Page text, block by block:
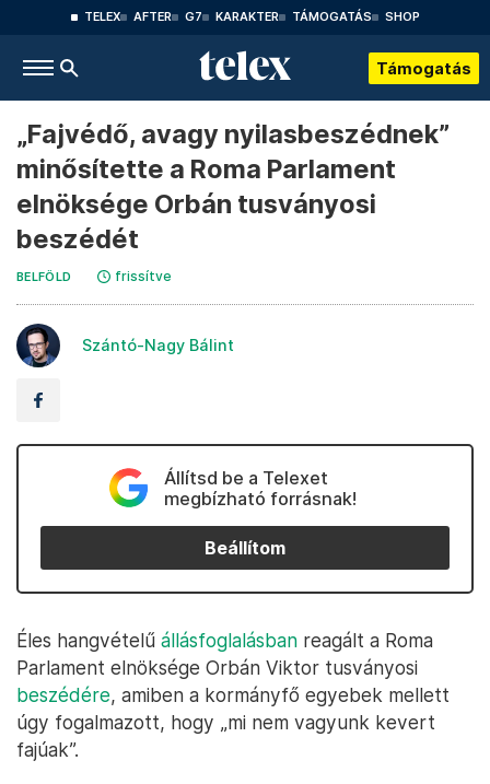
TELEX AFTER G7 KARAKTER TÁMOGATÁS SHOP
Támogatás
„Fajvédő, avagy nyilasbeszédnek”
minősítette a Roma Parlament
elnöksége Orbán tusványosi
beszédét
BELFÖLD frissítve
Szántó-Nagy Bálint
Állítsd be a Telexet
megbízható forrásnak!
Beállítom
Éles hangvételű állásfoglalásban reagált a Roma
Parlament elnöksége Orbán Viktor tusványosi
beszédére, amiben a kormányfő egyebek mellett
úgy fogalmazott, hogy „mi nem vagyunk kevert
fajúak”.